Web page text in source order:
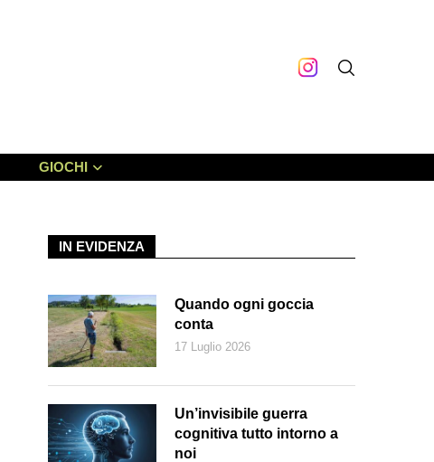
GIOCHI
IN EVIDENZA
Quando ogni goccia
conta
17 Luglio 2026
Un’invisibile guerra
cognitiva tutto intorno a
noi